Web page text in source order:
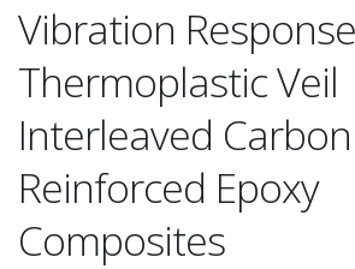
Vibration
Thermoplastic Veil
Interleaved
Reinforced Epoxy
Composites